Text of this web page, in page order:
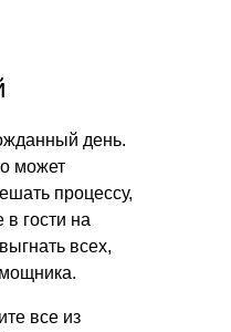
день.
может
процессу,
гости на
всех,
все из